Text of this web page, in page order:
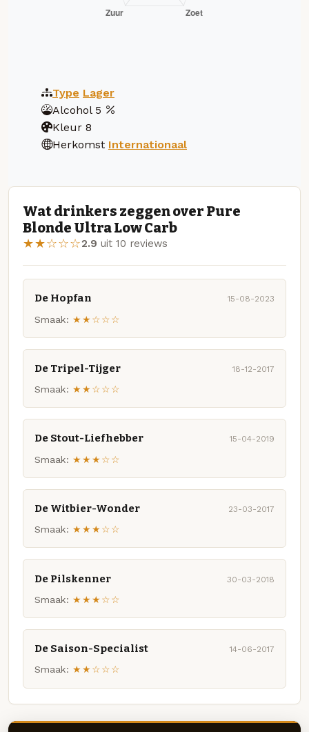
Type Lager
Alcohol 5
Kleur 8
Herkomst Internationaal
Wat drinkers zeggen over Pure
Blonde Ultra Low Carb
★★☆☆☆2.9 uit 10 reviews
De Hopfan 15-08-2023
Smaak: ★★☆☆☆
De Tripel-Tijger 18-12-2017
Smaak: ★★☆☆☆
De Stout-Liefhebber 15-04-2019
Smaak: ★★★☆☆
De Witbier-Wonder 23-03-2017
Smaak: ★★★☆☆
De Pilskenner 30-03-2018
Smaak: ★★★☆☆
De Saison-Specialist 14-06-2017
Smaak: ★★☆☆☆